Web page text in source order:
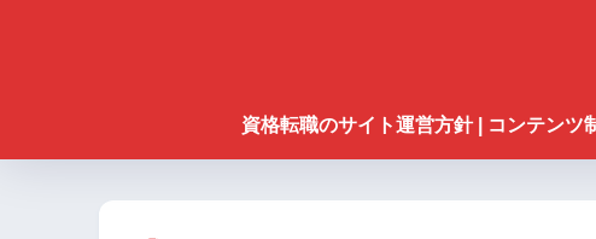
資格転職のサイト運営方針 | コンテンツ